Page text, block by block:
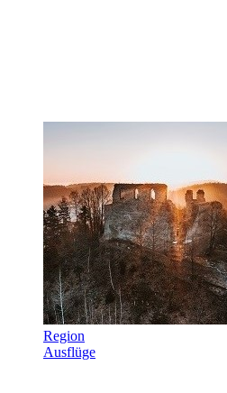
Region
Ausflüge